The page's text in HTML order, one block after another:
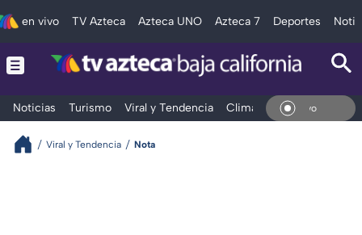
en vivo TV Azteca Azteca UNO Azteca 7 Deportes
Noticias Turismo Viral y Tendencia Clima Deportes En
Viral y Tendencia Nota